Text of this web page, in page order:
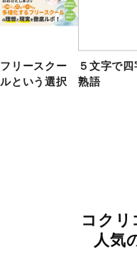
フリースクー
ルという選択
５文字で四
熟語
コク
人気